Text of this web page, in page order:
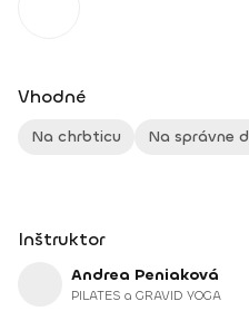
Vhodné
Na chrbticu Na správne
Inštruktor
Andrea Peniaková
PILATES a GRAVID YOGA